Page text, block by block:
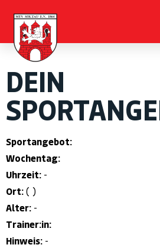
DEIN
Sportangebot:
Wochentag:
Uhrzeit: -
Ort: ( )
Alter: -
Trainer:in:
Hinweis: -